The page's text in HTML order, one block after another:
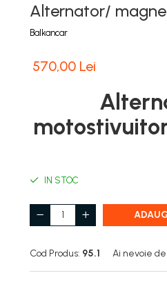
Alternator/
Balkancar
570,00 Lei
IN STOC
Cod Produs: 95.1 Ai nevoie